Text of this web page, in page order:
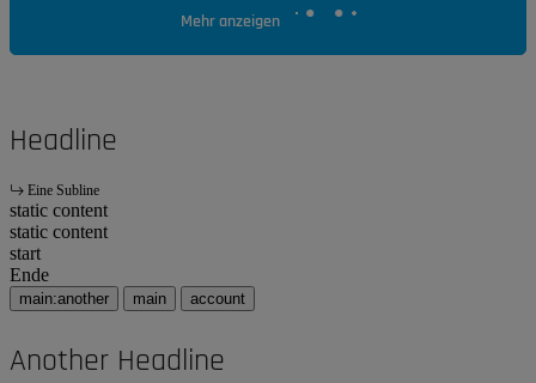
Mehr anzeigen
Headline
Eine Subline
static content
static content
start
Ende
main:another main account
Another Headline